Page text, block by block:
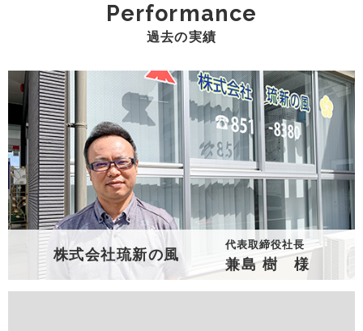
Performance
過去の実績
株式会社琉新の風
代表取締役社長
兼島 樹 様